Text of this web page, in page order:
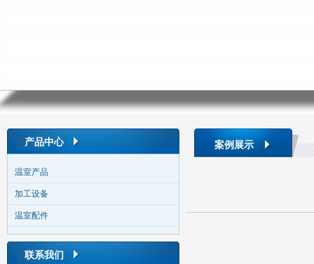
产品中心
温室产品
加工设备
温室配件
联系我们
案例展示